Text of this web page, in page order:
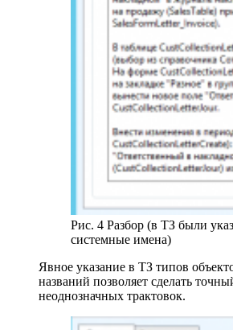
Рис. 4 Разбор (в ТЗ были
системные имена)
Явное указание в ТЗ типов
названий позволяет сделать
неоднозначных трактовок.